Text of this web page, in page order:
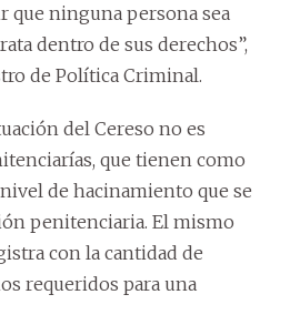
que ninguna persona sea
dentro de sus derechos”,
de Política Criminal.
del Cereso no es
que tienen como
de hacinamiento que se
penitenciaria. El mismo
con la cantidad de
requeridos para una